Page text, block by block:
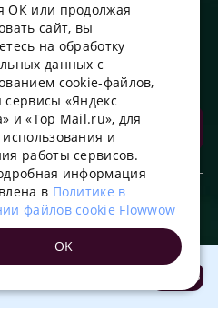
бонусов за покупки и
приложение
заказ!
в приложении!
Открыть
ENGLISH
UKRAINIAN
PORTUGUESE
FRENCH
TURKISH
POLISH
ОК или продолжая
сайт, вы
на обработку
данных с
cookie-файлов,
сервисы «Яндекс
и «Top Mail.ru», для
и
работы сервисов.
информация
в Политике в
файлов cookie Flowwow
OK